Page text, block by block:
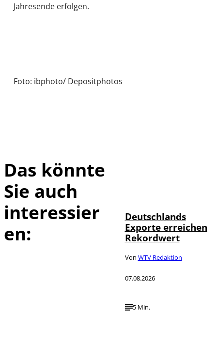
Jahresende erfolgen.
Foto: ibphoto/ Depositphotos
Das könnte
Sie auch
interessier
en:
Deutschlands
Exporte erreichen
Rekordwert
Von WTV Redaktion
07.08.2026
5 Min.